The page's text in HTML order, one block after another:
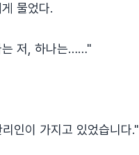
물었다.
는 저, 하나는……"
인이 가지고 있었습니다."